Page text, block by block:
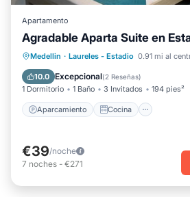
Apartamento
Agradable Aparta Suite en
Medellin · Laureles - Estadio 0.91 mi al
10.0 Excepcional(2 Reseñas)
1 Dormitorio 1 Baño 3 Invitados 194 pies²
Aparcamiento Cocina
Aparcamiento Cocina
Apto para niños
€39/noche
7 noches - €271